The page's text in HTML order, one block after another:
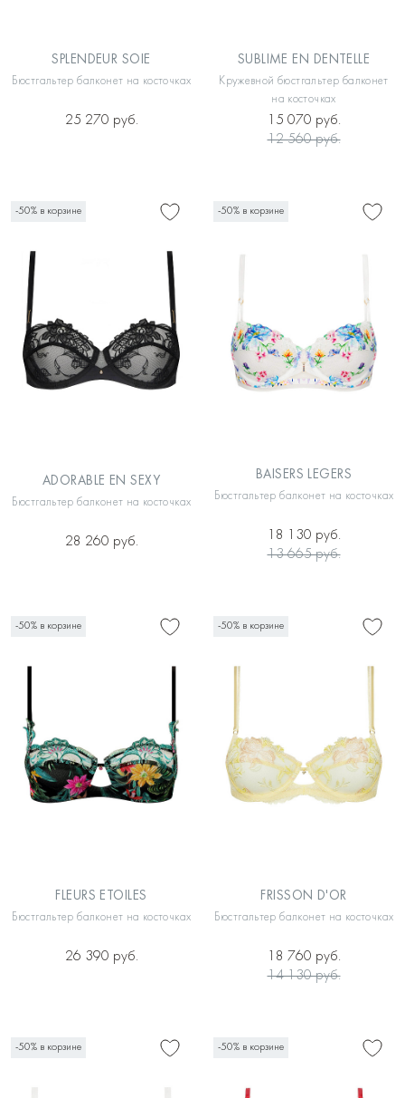
SPLENDEUR SOIE
Бюстгальтер балконет на косточках
25 270 руб.
SUBLIME EN DENTELLE
Кружевной бюстгальтер балконет
на косточках
15 070 руб.
12 560 руб.
-50% в корзине
ADORABLE EN SEXY
Бюстгальтер балконет на косточках
28 260 руб.
-50% в корзине
BAISERS LEGERS
Бюстгальтер балконет на косточках
18 130 руб.
13 665 руб.
-50% в корзине
FLEURS ETOILES
Бюстгальтер балконет на косточках
26 390 руб.
-50% в корзине
FRISSON D'OR
Бюстгальтер балконет на косточках
18 760 руб.
14 130 руб.
-50% в корзине -50% в корзине